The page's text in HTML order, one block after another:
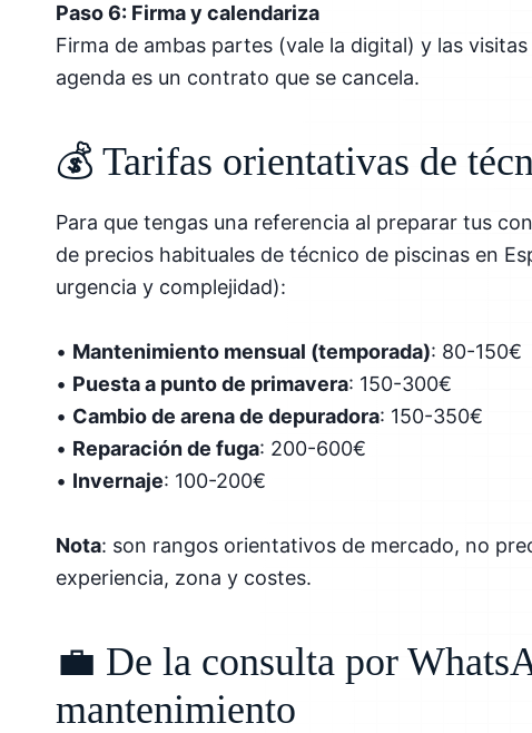
Paso 6: Firma y calendariza
Firma de ambas partes (vale la digital) y las
agenda es un contrato que se cancela.
💰 Tarifas orientativas de
Para que tengas una referencia al preparar tus
de precios habituales de técnico de piscinas en
urgencia y complejidad):
• Mantenimiento mensual (temporada): 80-150€
• Puesta a punto de primavera: 150-300€
• Cambio de arena de depuradora: 150-350€
• Reparación de fuga: 200-600€
• Invernaje: 100-200€
Nota: son rangos orientativos de mercado, no
experiencia, zona y costes.
💼 De la consulta por
mantenimiento